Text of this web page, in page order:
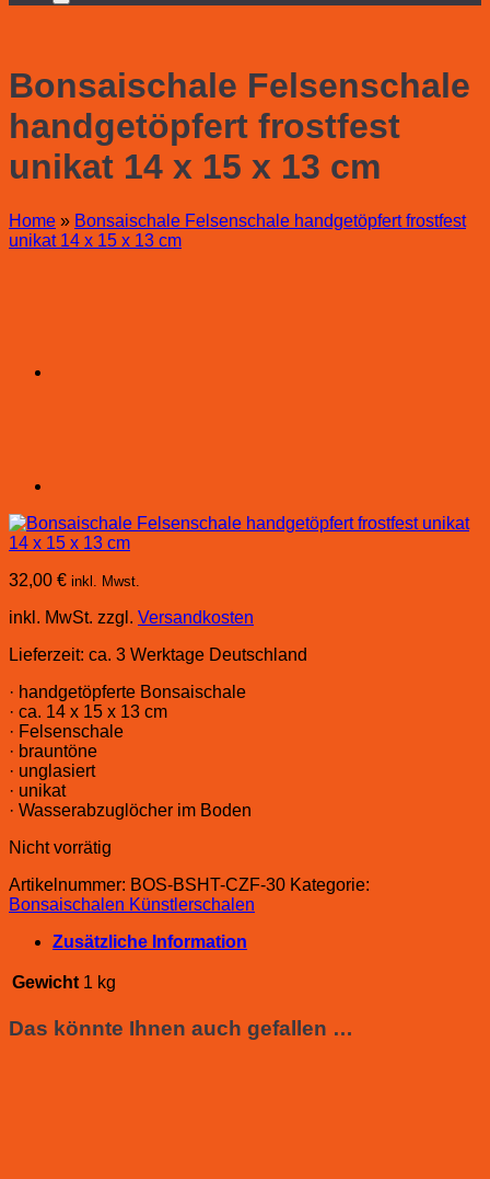
Bonsaischale Felsenschale
handgetöpfert frostfest
unikat 14 x 15 x 13 cm
Home » Bonsaischale Felsenschale handgetöpfert frostfest
unikat 14 x 15 x 13 cm
32,00 € inkl. Mwst.
inkl. MwSt. zzgl. Versandkosten
Lieferzeit: ca. 3 Werktage Deutschland
· handgetöpferte Bonsaischale
· ca. 14 x 15 x 13 cm
· Felsenschale
· brauntöne
· unglasiert
· unikat
· Wasserabzuglöcher im Boden
Nicht vorrätig
Artikelnummer: BOS-BSHT-CZF-30 Kategorie:
Bonsaischalen Künstlerschalen
Zusätzliche Information
Gewicht 1 kg
Das könnte Ihnen auch gefallen …